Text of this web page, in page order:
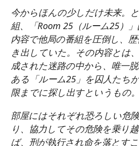
今からほんの少しだけ未来。
組、「Room 25（ルーム25）
内容で他局の番組を圧倒し、
き出していた。その内容とは
成された迷路の中から、唯一
ある「ルーム25」を囚人たち
限までに探し出すというもの。
部屋にはそれぞれ恐ろしい危
り、協力してその危険を乗り
ば、刑が執行され命を落とす